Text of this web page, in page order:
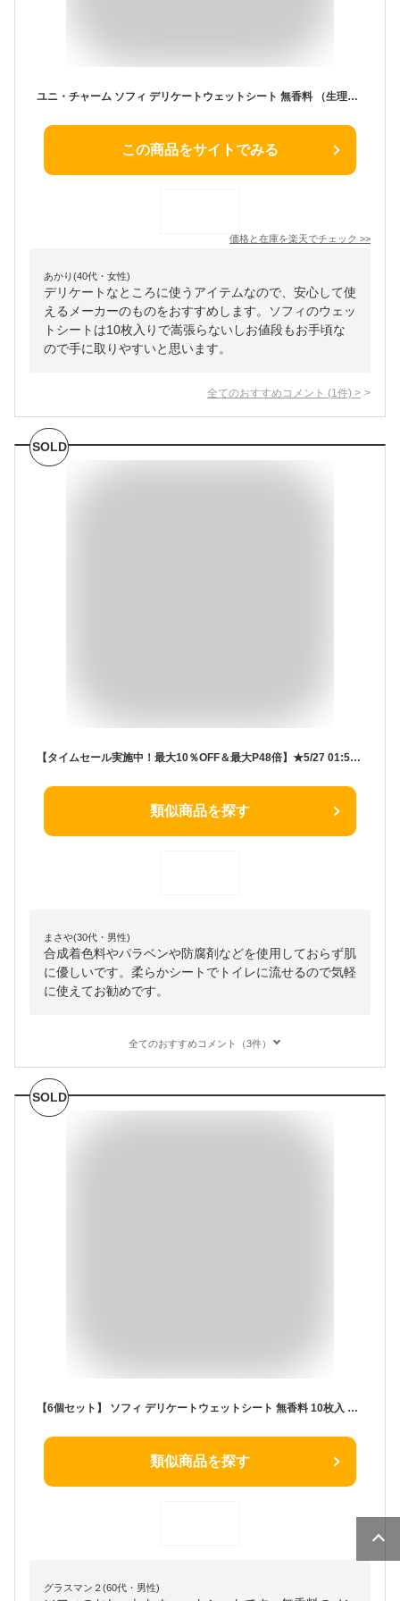
ユニ・チャーム ソフィ デリケートウェットシート 無香料 （生理用品 デリケートゾーン ウェットシート） 10枚
この商品をサイトでみる
価格と在庫を楽天でチェック >>
あかり(40代・女性)
デリケートなところに使うアイテムなので、安心して使
えるメーカーのものをおすすめします。ソフィのウェッ
トシートは10枚入りで嵩張らないしお値段もお手頃な
ので手に取りやすいと思います。
全てのおすすめコメント (1 件) >
SOLD
【タイムセール実施中！最大10％OFF＆最大P48倍】★5/27 01:59迄楽天第1位 LUMERE BEAUTY フェムケアシート 10枚入り ルメール ビューティー デリケートゾーン ウェットシート デリケートゾーンシート おりもの 生理 陰部 VIO 股 ムレ 匂い ニオイ
類似商品を探す
まさや(30代・男性)
合成着色料やパラベンや防腐剤などを使用しておらず肌
に優しいです。柔らかシートでトイレに流せるので気軽
に使えてお勧めです。
全てのおすすめコメント（3件）
SOLD
【6個セット】 ソフィ デリケートウェットシート 無香料 10枚入 ノンアルコール Dcielポケットティッシュ付き
類似商品を探す
グラスマン２(60代・男性)